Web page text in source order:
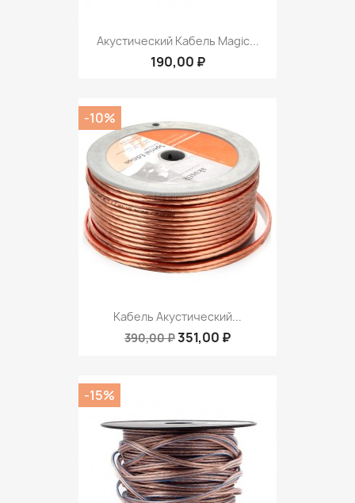
Акустический Кабель Magic...
190,00 ₽
Кабель Акустический...
390,00 ₽351,00 ₽
-10%
-15%